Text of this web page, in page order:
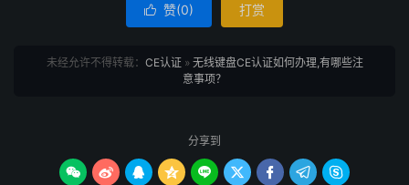
 赞(0) 打赏
未经允许不得转载： CE认证» 无线键盘CE认证如何办理,有哪些注
意事项？
分享到
        